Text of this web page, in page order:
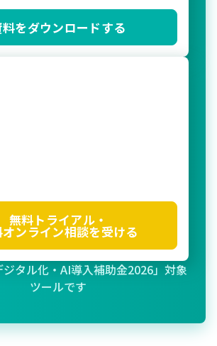
をダウンロードする
無料トライアル・
ンライン相談を受ける
タル化・AI導入補助金2026」対象
ツールです